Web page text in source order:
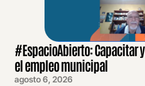
#EspacioAbierto: Capacitar
el empleo municipal
agosto 6, 2026